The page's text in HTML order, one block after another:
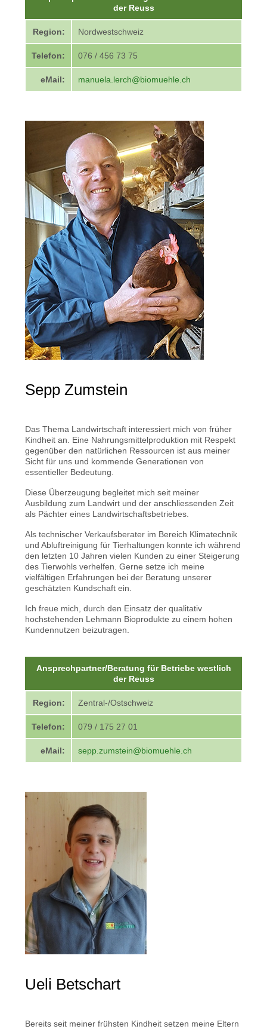
der Reuss
Region: Nordwestschweiz
Telefon: 076 / 456 73 75
eMail: manuela.lerch@biomuehle.ch
Sepp Zumstein
Das Thema Landwirtschaft interessiert mich von früher
Kindheit an. Eine Nahrungsmittelproduktion mit Respekt
gegenüber den natürlichen Ressourcen ist aus meiner
Sicht für uns und kommende Generationen von
essentieller Bedeutung.
Diese Überzeugung begleitet mich seit meiner
Ausbildung zum Landwirt und der anschliessenden Zeit
als Pächter eines Landwirtschaftsbetriebes.
Als technischer Verkaufsberater im Bereich Klimatechnik
und Abluftreinigung für Tierhaltungen konnte ich während
den letzten 10 Jahren vielen Kunden zu einer Steigerung
des Tierwohls verhelfen. Gerne setze ich meine
vielfältigen Erfahrungen bei der Beratung unserer
geschätzten Kundschaft ein.
Ich freue mich, durch den Einsatz der qualitativ
hochstehenden Lehmann Bioprodukte zu einem hohen
Kundennutzen beizutragen.
Ansprechpartner/Beratung für Betriebe westlich
der Reuss
Region: Zentral-/Ostschweiz
Telefon: 079 / 175 27 01
eMail: sepp.zumstein@biomuehle.ch
Ueli Betschart
Bereits seit meiner frühsten Kindheit setzen meine Eltern